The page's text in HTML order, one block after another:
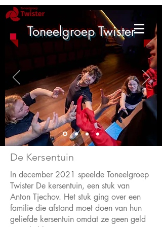
Toneelgroep Twister
De Kersentuin
In december 2021 speelde Toneelgroep
Twister De kersentuin, een stuk van
Anton Tjechov. Het stuk ging over een
familie die afstand moet doen van hun
geliefde kersentuin omdat ze geen geld